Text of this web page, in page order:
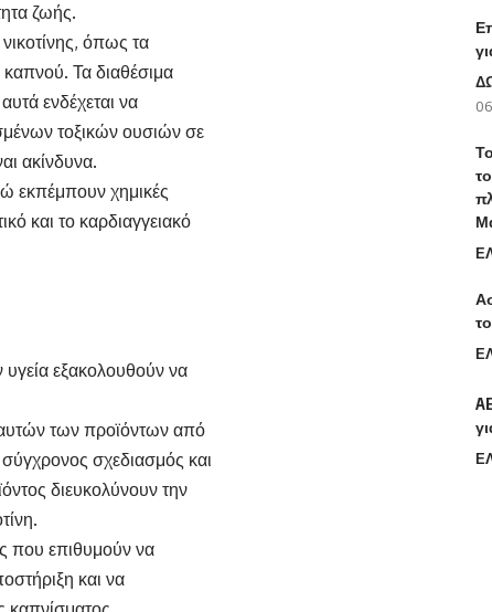
ζωής.
όπως τα
καπνού. Τα διαθέσιμα
ενδέχεται να
τοξικών ουσιών σε
ακίνδυνα.
εκπέμπουν χημικές
και το καρδιαγγειακό
εξακολουθούν να
αυτών των προϊόντων από
σχεδιασμός και
διευκολύνουν την
που επιθυμούν να
και να